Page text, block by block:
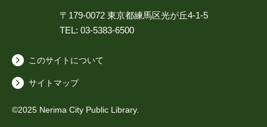
〒179-0072 東京都練馬区光が丘4-1-5
TEL: 03-5383-6500
このサイトについて
サイトマップ
©2025 Nerima City Public Library.